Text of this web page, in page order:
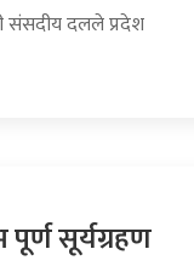
संसदीय दलले प्रदेश
सूर्यग्रहण